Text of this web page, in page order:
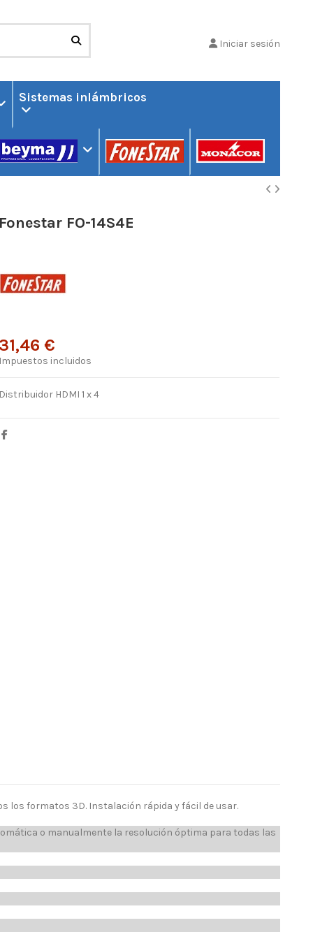
Iniciar sesión
Sistemas inlámbricos
Fonestar FO-14S4E
31,46 €
Impuestos incluidos
Distribuidor HDMI 1 x 4
los formatos 3D. Instalación rápida y fácil de usar.
o manualmente la resolución óptima para todas las